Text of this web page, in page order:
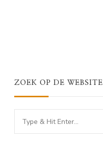
ZOEK OP DE WEBSITE
Looking
for